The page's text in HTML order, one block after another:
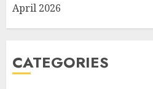
April 2026
CATEGORIES